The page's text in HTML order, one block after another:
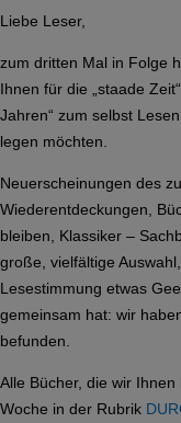
Liebe Leser,
zum dritten Mal in Folge
Ihnen für die „staade
Jahren“ zum selbst
legen möchten.
Neuerscheinungen des
Wiederentdeckungen,
bleiben, Klassiker –
große, vielfältige
Lesestimmung etwas
gemeinsam hat: wir
befunden.
Alle Bücher, die wir
Woche in der Rubrik